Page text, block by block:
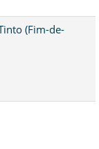
(Fim-de-